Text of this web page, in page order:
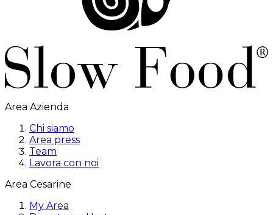
Area Azienda
Chi siamo
Area press
Team
Lavora con noi
Area Cesarine
My Area